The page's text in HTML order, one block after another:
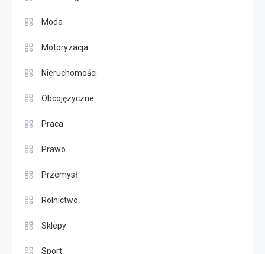
Moda
Motoryzacja
Nieruchomości
Obcojęzyczne
Praca
Prawo
Przemysł
Rolnictwo
Sklepy
Sport